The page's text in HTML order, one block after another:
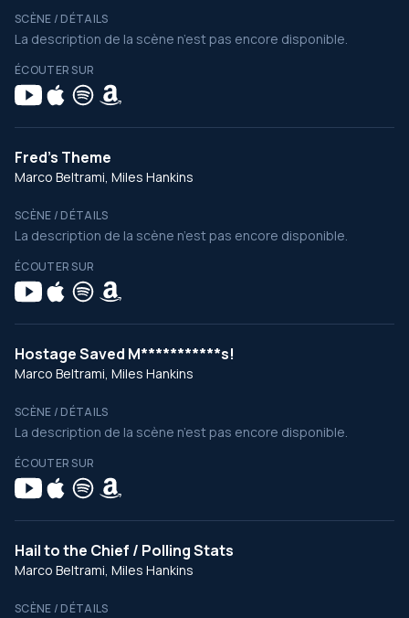
SCÈNE / DÉTAILS
La description de la scène n’est pas encore disponible.
ÉCOUTER SUR
Fred's Theme
Marco Beltrami, Miles Hankins
SCÈNE / DÉTAILS
La description de la scène n’est pas encore disponible.
ÉCOUTER SUR
Hostage Saved M***********s!
Marco Beltrami, Miles Hankins
SCÈNE / DÉTAILS
La description de la scène n’est pas encore disponible.
ÉCOUTER SUR
Hail to the Chief / Polling Stats
Marco Beltrami, Miles Hankins
SCÈNE / DÉTAILS